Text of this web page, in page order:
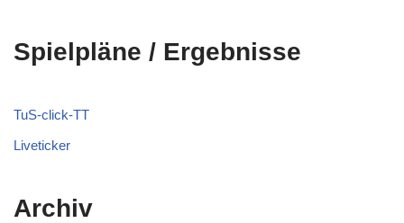
Spielpläne / Ergebnisse
TuS-click-TT
Liveticker
Archiv